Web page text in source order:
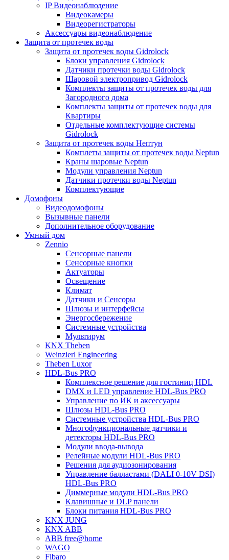
IP Видеонаблюдение
Видеокамеры
Видеорегистраторы
Аксессуары видеонаблюдение
Защита от протечек воды
Защита от протечек воды Gidrolock
Блоки управления Gidrolock
Датчики протечки воды Gidrolock
Шаровой электропривод Gidrolock
Комплекты защиты от протечек воды для
Загородного дома
Комплекты защиты от протечек воды для
Квартиры
Отдельные комплектующие системы
Gidrolock
Защита от протечек воды Нептун
Комплеты защиты от протечек воды Neptun
Краны шаровые Neptun
Модули управления Neptun
Датчики протечки воды Neptun
Комплектующие
Домофоны
Видеодомофоны
Вызывные панели
Дополнительное оборудование
Умный дом
Zennio
Сенсорные панели
Сенсорные кнопки
Актуаторы
Освещение
Климат
Датчики и Сенсоры
Шлюзы и интерфейсы
Энергосбережение
Системные устройства
Мультирум
KNX Theben
Weinzierl Engineering
Theben Luxor
HDL-Bus PRO
Комплексное решение для гостиниц HDL
DMX и LED управление HDL-Bus PRO
Управление по ИК и аксессуары
Шлюзы HDL-Bus PRO
Системные устройства HDL-Bus PRO
Многофункциональные датчики и
детекторы HDL-Bus PRO
Модули ввода-вывода
Релейные модули HDL-Bus PRO
Решения для аудиозонирования
Управление балластами (DALI 0-10V DSI)
HDL-Bus PRO
Диммерные модули HDL-Bus PRO
Клавишные и DLP панели
Блоки питания HDL-Bus PRO
KNX JUNG
KNX ABB
ABB free@home
WAGO
Fibaro